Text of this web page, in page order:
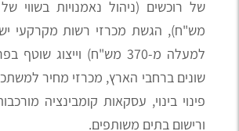
מש"ח), הגשת מכרזי רשות מקרקעי
למעלה מ-370 מש"ח) וייצוג
שונים ברחבי הארץ, מכרזי מחיר
פינוי בינוי, עסקאות קומבינציה
ורישום בתים משותפים.